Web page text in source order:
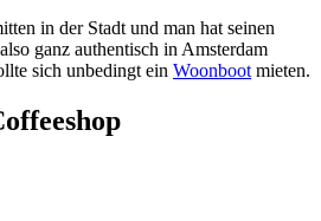
in der Stadt und man hat seinen
ganz authentisch in Amsterdam
sich unbedingt ein Woonboot mieten.